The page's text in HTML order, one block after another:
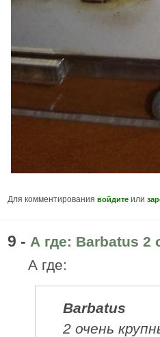
Для комментирования войдите или
9 - А где: Barbatus 2
А где:
Barbatus
2 очень